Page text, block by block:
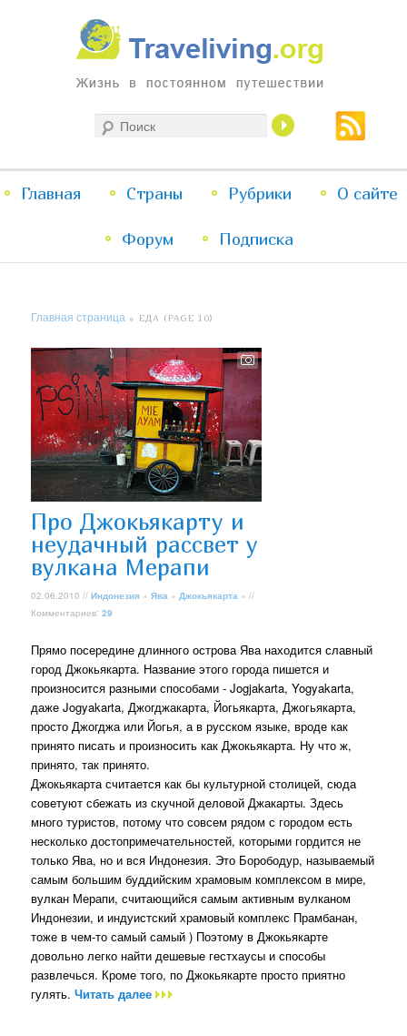
Traveliving
Жизнь в постоянном путешествии
меню
Перейти
к
Перейти
к
Главная Страны Рубрики О сайте
Форум Подписка
Главная страница » ЕДА (PAGE 10)
Про Джокьякарту и
неудачный рассвет у
вулкана Мерапи
02.06.2010 //Индонезия »Ява » Джокьякарта » //
Комментариев:29
Прямо посередине длинного острова Ява находится славный
город Джокьякарта. Название этого города пишется и
произносится разными способами - Jogjakarta, Yogyakarta,
даже Jogyakarta, Джогджакарта, Йогьякарта, Джогьякарта,
просто Джогджа или Йогья, а в русском языке, вроде как
принято писать и произносить как Джокьякарта. Ну что ж,
принято, так принято.
Джокьякарта считается как бы культурной столицей, сюда
советуют сбежать из скучной деловой Джакарты. Здесь
много туристов, потому что совсем рядом с городом есть
несколько достопримечательностей, которыми гордится не
только Ява, но и вся Индонезия. Это Борободур, называемый
самым большим буддийским храмовым комплексом в мире,
вулкан Мерапи, считающийся самым активным вулканом
Индонезии, и индуистский храмовый комплекс Прамбанан,
тоже в чем-то самый самый ) Поэтому в Джокьякарте
довольно легко найти дешевые гестхаусы и способы
развлечься. Кроме того, по Джокьякарте просто приятно
гулять.Читать далее